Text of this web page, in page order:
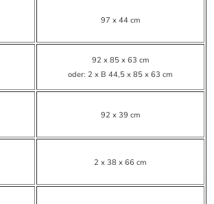
97 x 44 cm
92 x 85 x 63 cm
oder: 2 x B 44,5 x 85 x 63 cm
92 x 39 cm
2 x 38 x 66 cm